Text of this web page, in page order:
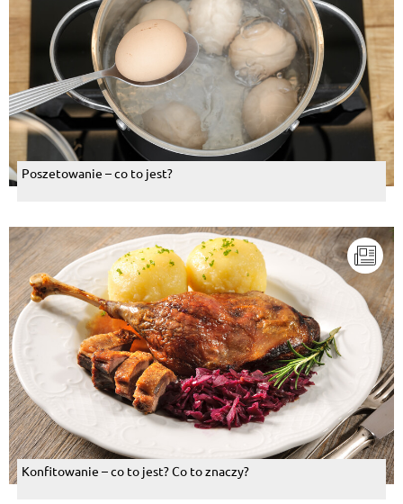
Poszetowanie – co to jest?
Konfitowanie – co to jest? Co to znaczy?